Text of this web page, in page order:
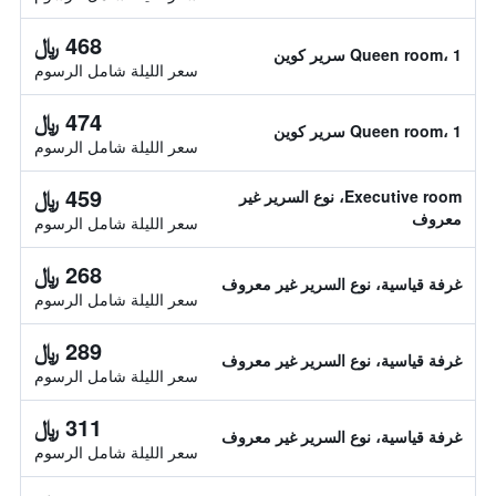
Queen room، 1 سرير كوين 468 ﷼
سعر الليلة شامل الرسوم
Queen room، 1 سرير كوين 474 ﷼
سعر الليلة شامل الرسوم
Executive room، نوع السرير غير
معروف
459 ﷼
سعر الليلة شامل الرسوم
غرفة قياسية، نوع السرير غير معروف 268 ﷼
سعر الليلة شامل الرسوم
غرفة قياسية، نوع السرير غير معروف 289 ﷼
سعر الليلة شامل الرسوم
غرفة قياسية، نوع السرير غير معروف 311 ﷼
سعر الليلة شامل الرسوم